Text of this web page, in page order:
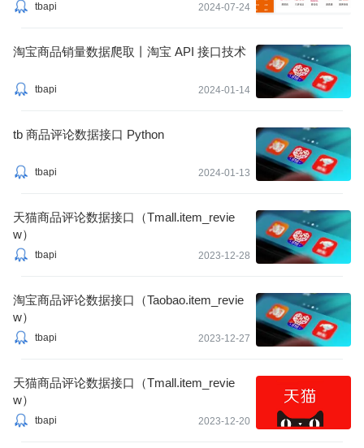
tbapi 2024-07-24
淘宝商品销量数据爬取丨淘宝 API 接口技术
tbapi 2024-01-14
tb 商品评论数据接口 Python
tbapi 2024-01-13
天猫商品评论数据接口（Tmall.item_revie
w）
tbapi 2023-12-28
淘宝商品评论数据接口（Taobao.item_revie
w）
tbapi 2023-12-27
天猫商品评论数据接口（Tmall.item_revie
w）
tbapi 2023-12-20